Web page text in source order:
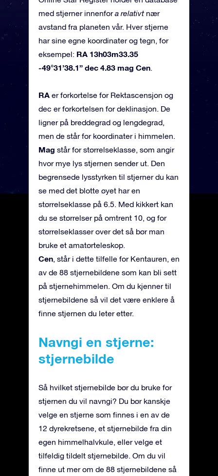
med stjerner innenfora relativt nær
avstand fra planeten vår. Hver stjerne
har sine egne koordinater og tegn, for
eksempel: RA 13h03m33.35
-49°31’38.1” dec 4.83 mag Cen.
RA er forkortelse for Rektascensjon og
dec er forkortelsen for deklinasjon. De
ligner på breddegrad og lengdegrad,
men de står for koordinater i himmelen.
Mag står for størrelseklasse, som angir
hvor mye lys stjernen sender ut. Den
begrensede lysstyrken til stjerner du kan
se med det blotte øyet har en
størrelseklasse på 6.5. Med kikkert kan
du se størrelser på omtrent 10, og for
størrelseklasser over det så bør man
bruke et amatørteleskop.
Cen, står i dette tilfelle for Kentauren, en
av de 88 stjernebildene som kan bli sett
på stjernehimmelen. Om du kjenner til
stjernebildene så vil det være enklere å
finne stjernen du leter etter.
Navngi en stjerne:
stjernebilde
Så hvilket stjernebilde bør du bruke for
stjernen du vil navngi? Du bør kanskje
velge en stjerne som finnes i en av de
12 dyrekretsene, et stjernebilde fra din
egen himmelhalvkule, eller velge et
tilfeldig tildelt stjernebilde. Om du vil
finne ut mer om de 88 stjernebildene så